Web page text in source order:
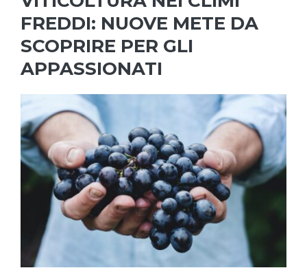
FREDDI: NUOVE METE DA
SCOPRIRE PER GLI
APPASSIONATI